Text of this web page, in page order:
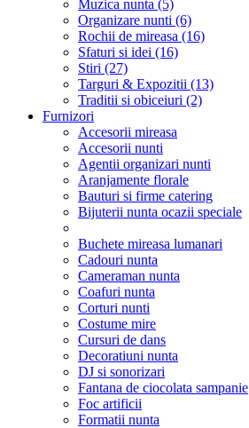
Muzica nunta (5)
Organizare nunti (6)
Rochii de mireasa (16)
Sfaturi si idei (16)
Stiri (27)
Targuri & Expozitii (13)
Traditii si obiceiuri (2)
Furnizori
Accesorii mireasa
Accesorii nunti
Agentii organizari nunti
Aranjamente florale
Bauturi si firme catering
Bijuterii nunta ocazii speciale
Buchete mireasa lumanari
Cadouri nunta
Cameraman nunta
Coafuri nunta
Corturi nunti
Costume mire
Cursuri de dans
Decoratiuni nunta
DJ si sonorizari
Fantana de ciocolata sampanie
Foc artificii
Formatii nunta